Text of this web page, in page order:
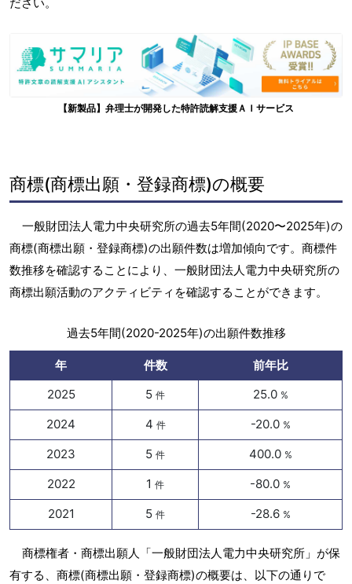
【新製品】弁理士が開発した特許読解支援ＡＩサービス
商標(商標出願・登録商標)の概要
一般財団法人電力中央研究所の過去5年間(2020〜2025年)の
商標(商標出願・登録商標)の出願件数は増加傾向です。商標件
数推移を確認することにより、一般財団法人電力中央研究所の
商標出願活動のアクティビティを確認することができます。
過去5年間(2020-2025年)の出願件数推移
年 件数
前年比
2025
5 件 25.0 %
2024 4 件 -20.0 %
2023 5 件 400.0 %
2022 1 件 -80.0 %
2021 5 件 -28.6 %
商標権者・商標出願人「一般財団法人電力中央研究所」が保
有する、商標(商標出願・登録商標)の概要は、以下の通りで